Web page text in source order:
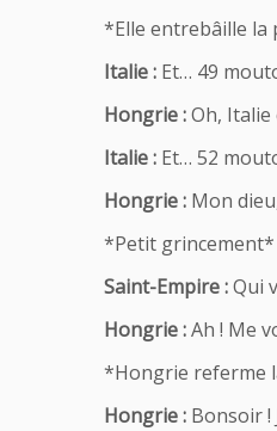
*Elle entrebâille la
Italie : Et… 49
Hongrie :Oh,
Italie : Et… 52
Hongrie : Mon
*Petit grincement*
Saint-Empire :Qui
Hongrie :Ah ! Me
*Hongrie referme
Hongrie : Bonsoir !